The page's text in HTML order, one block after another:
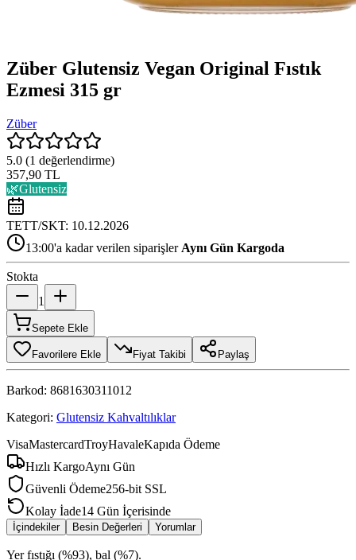
Züber Glutensiz Vegan Original Fıstık
Ezmesi 315 gr
Züber
5.0 (1 değerlendirme)
357,90 TL
🌿Glutensiz
TETT/SKT: 10.12.2026
13:00'a kadar verilen siparişler Aynı Gün Kargoda
Stokta
1
Sepete Ekle
Favorilere Ekle Fiyat Takibi Paylaş
Barkod: 8681630311012
Kategori: Glutensiz Kahvaltılıklar
VisaMastercardTroyHavaleKapıda Ödeme
Hızlı KargoAynı Gün
Güvenli Ödeme256-bit SSL
Kolay İade14 Gün İçerisinde
İçindekiler Besin Değerleri Yorumlar
Yer fıstığı (%93), bal (%7).